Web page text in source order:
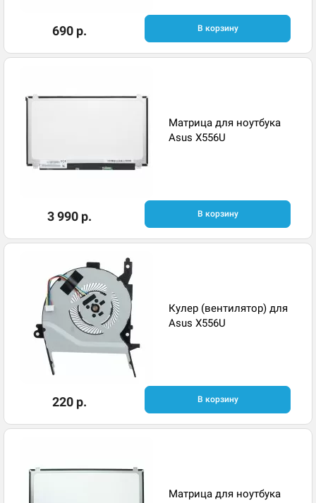
690 р. В корзину
Матрица для ноутбука
Asus X556U
3 990 р. В корзину
Кулер (вентилятор) для
Asus X556U
220 р. В корзину
Матрица для ноутбука